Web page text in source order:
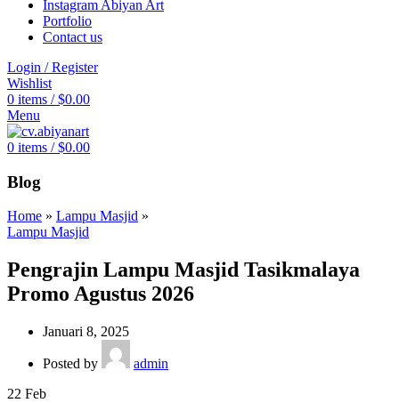
Instagram Abiyan Art
Portfolio
Contact us
Login / Register
Wishlist
0 items / $0.00
Menu
0 items / $0.00
Blog
Home » Lampu Masjid »
Lampu Masjid
Pengrajin Lampu Masjid Tasikmalaya
Promo Agustus 2026
Januari 8, 2025
Posted by
admin
22 Feb